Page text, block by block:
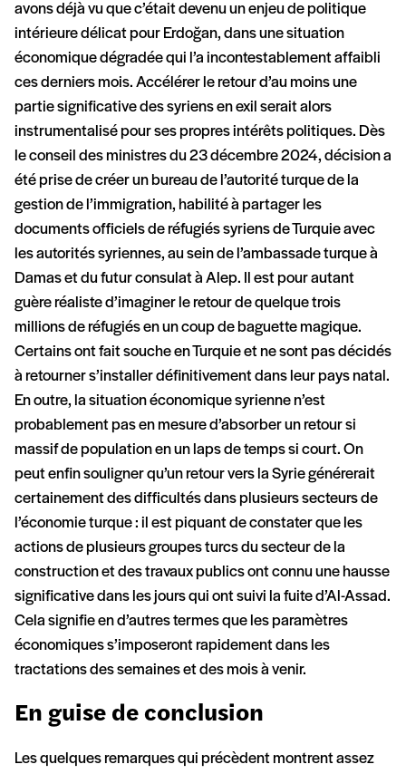
avons déjà vu que c’était devenu un enjeu de politique
intérieure délicat pour Erdoğan, dans une situation
économique dégradée qui l’a incontestablement affaibli
ces derniers mois. Accélérer le retour d’au moins une
partie significative des syriens en exil serait alors
instrumentalisé pour ses propres intérêts politiques. Dès
le conseil des ministres du 23 décembre 2024, décision a
été prise de créer un bureau de l’autorité turque de la
gestion de l’immigration, habilité à partager les
documents officiels de réfugiés syriens de Turquie avec
les autorités syriennes, au sein de l’ambassade turque à
Damas et du futur consulat à Alep. Il est pour autant
guère réaliste d’imaginer le retour de quelque trois
millions de réfugiés en un coup de baguette magique.
Certains ont fait souche en Turquie et ne sont pas décidés
à retourner s’installer définitivement dans leur pays natal.
En outre, la situation économique syrienne n’est
probablement pas en mesure d’absorber un retour si
massif de population en un laps de temps si court. On
peut enfin souligner qu’un retour vers la Syrie générerait
certainement des difficultés dans plusieurs secteurs de
l’économie turque : il est piquant de constater que les
actions de plusieurs groupes turcs du secteur de la
construction et des travaux publics ont connu une hausse
significative dans les jours qui ont suivi la fuite d’Al-Assad.
Cela signifie en d’autres termes que les paramètres
économiques s’imposeront rapidement dans les
tractations des semaines et des mois à venir.
En guise de conclusion
Les quelques remarques qui précèdent montrent assez